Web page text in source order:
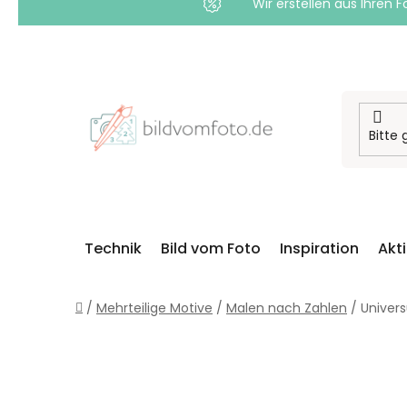
Wir erstellen aus Ihren
Technik Bild vom Foto Inspiration
Startseite
/ Mehrteilige Motive / Malen nach Zahlen /